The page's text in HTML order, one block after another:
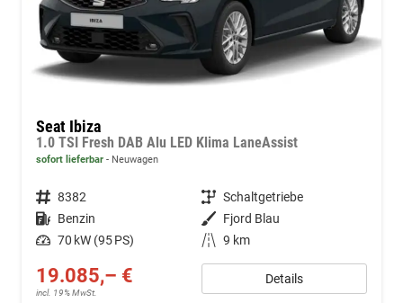
Seat Ibiza
1.0 TSI Fresh DAB Alu LED Klima LaneAssist
sofort lieferbar Neuwagen
Fahrzeugnr. 8382 Getriebe Schaltgetriebe
Kraftstoff Benzin Außenfarbe Fjord Blau
Leistung 70 kW (95 PS) Kilometerstand 9 km
19.085,– €
incl. 19% MwSt.
Details